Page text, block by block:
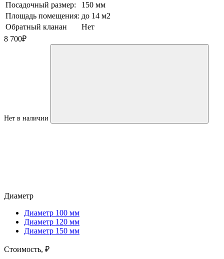
Посадочный размер:
150 мм
Площадь помещения: до 14 м2
Обратный кланан
Нет
8 700₽
Нет в наличии
Диаметр
Диаметр 100 мм
Диаметр 120 мм
Диаметр 150 мм
Стоимость, ₽